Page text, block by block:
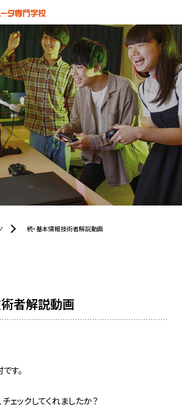
続・基本情報技術者解説動画
者解説動画
す。
ェックしてくれましたか？